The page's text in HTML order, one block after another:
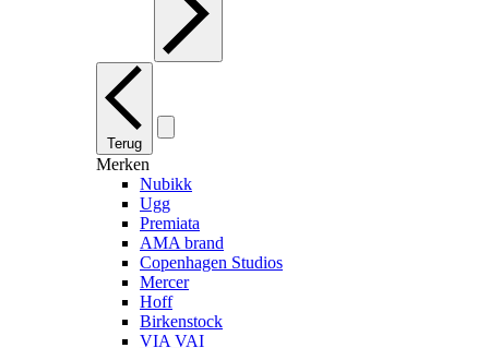
Terug
Merken
Nubikk
Ugg
Premiata
AMA brand
Copenhagen Studios
Mercer
Hoff
Birkenstock
VIA VAI